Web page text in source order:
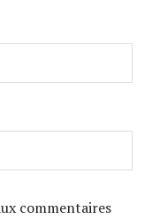
commentaires